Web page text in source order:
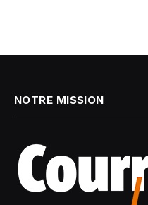
NOTRE MISSION